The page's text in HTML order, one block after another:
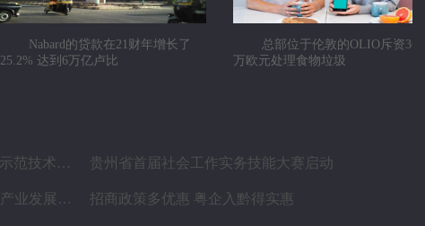
Nabard的贷款在21财年增长了
25.2% 达到6万亿卢比
总部位于伦敦的OLIO斥资3620
万欧元处理食物垃圾
贵定县开展现代农业产业“稻+N”田间示范技术培训 贵州省首届社会工作实务技能大赛启动
贵州福泉：推进生猪养殖现代化 开创产业发展新格局 招商政策多优惠 粤企入黔得实惠